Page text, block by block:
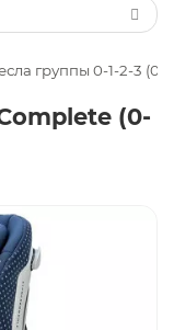
группы 0-1-2-3 (0-
(0-